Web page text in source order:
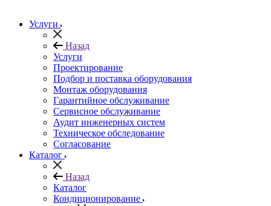
Услуги
Назад
Услуги
Проектирование
Подбор и поставка оборудования
Монтаж оборудования
Гарантийное обслуживание
Сервисное обслуживание
Аудит инженерных систем
Техническое обследование
Согласование
Каталог
Назад
Каталог
Кондиционирование